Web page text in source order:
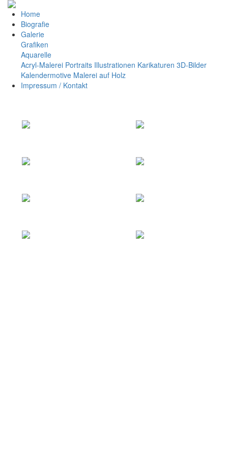
Home
Biografie
Galerie
Grafiken
Aquarelle
Acryl-Malerei Portraits Illustrationen Karikaturen 3D-Bilder
Kalendermotive Malerei auf Holz
Impressum / Kontakt